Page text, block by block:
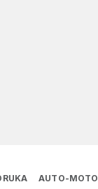
AUTO-MOTO